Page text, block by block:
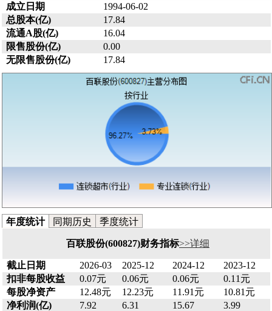
成立日期
1994-06-02
总股本(亿)
17.84
流通A股(亿)
16.04
限售股份(亿)
0.00
无限售股份(亿)
17.84
年度统计 同期历史 季度统计
百联股份(600827)财务指标>>详细
截止日期 2026-03 2025-12 2024-12
2023-12
扣非每股收益
0.07元 0.06元 0.06元
0.11元
每股净资产
12.48元 12.23元 11.91元
10.81元
净利润(亿)
7.92 6.31 15.67
3.99